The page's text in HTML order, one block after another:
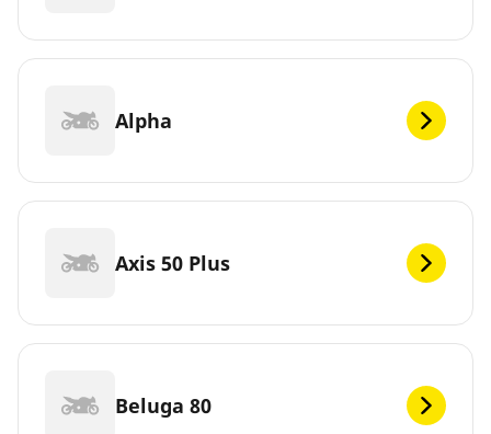
Alpha
Axis 50 Plus
Beluga 80